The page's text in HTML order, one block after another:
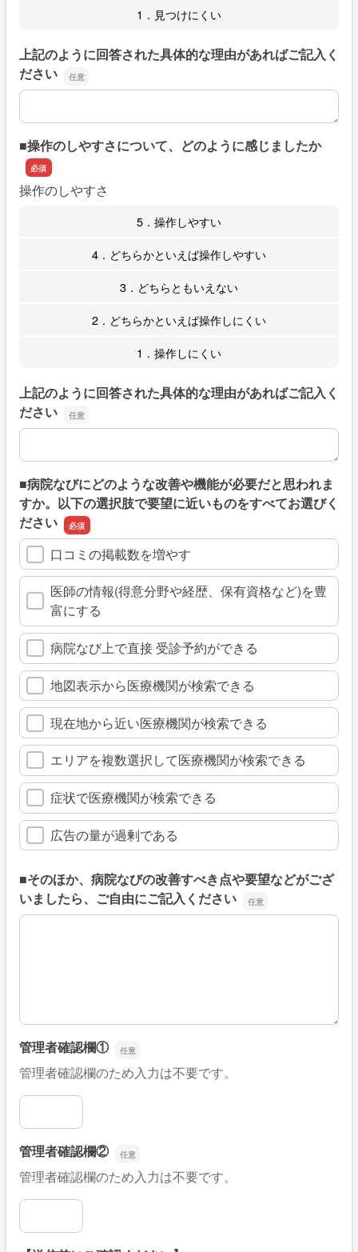
1．見つけにくい
上記のように回答された具体的な理由があればご記入く
ださい
上記のように回答された具体的な理由があればご記入くだ
■操作のしやすさについて、どのように感じましたか
操作のしやすさ
5．操作しやすい
4．どちらかといえば操作しやすい
3．どちらともいえない
2．どちらかといえば操作しにくい
1．操作しにくい
上記のように回答された具体的な理由があればご記入く
ださい
上記のように回答された具体的な理由があればご記入くだ
■病院なびにどのような改善や機能が必要だと思われま
すか。以下の選択肢で要望に近いものをすべてお選びく
ださい
口コミの掲載数を増やす
医師の情報(得意分野や経歴、保有資格など)を豊
富にする
病院なび上で直接 受診予約ができる
地図表示から医療機関が検索できる
現在地から近い医療機関が検索できる
エリアを複数選択して医療機関が検索できる
症状で医療機関が検索できる
広告の量が過剰である
■そのほか、病院なびの改善すべき点や要望などがござ
いましたら、ご自由にご記入ください
■そのほか、病院なびの改善すべき点や要望などがござい
管理者確認欄①
管理者確認欄のため入力は不要です。
管理者確認欄①
管理者確認欄②
管理者確認欄のため入力は不要です。
管理者確認欄②